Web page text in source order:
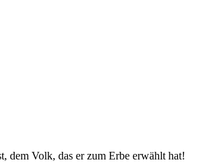
dem Volk, das er zum Erbe erwählt hat!